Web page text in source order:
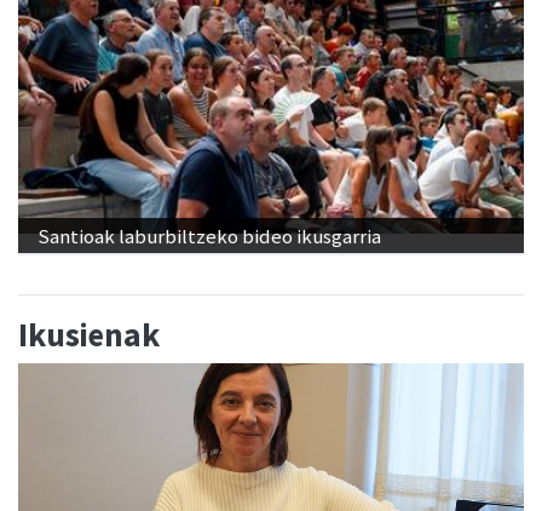
Santioak laburbiltzeko bideo ikusgarria
Ikusienak